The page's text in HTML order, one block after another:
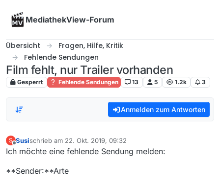
MediathekView-Forum
Übersicht
Fragen, Hilfe, Kritik
Fehlende Sendungen
Film fehlt, nur Trailer vorhanden
Gesperrt Fehlende Sendungen 13 5 1.2k 3
Anmelden zum Antworten
S
Offline
Susischrieb am 22. Okt. 2019, 09:32
zuletzt editiert von
Ich möchte eine fehlende Sendung melden:
**Sender:**Arte